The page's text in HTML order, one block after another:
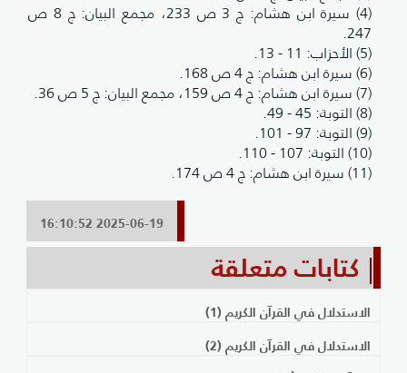
(4) سيرة ابن هشام: ج 3 ص 233، مجمع البيان: ج 8 ص
247.
(5) الأحزاب: 11 - 13.
(6) سيرة ابن هشام: ج 4 ص 168.
(7) سيرة ابن هشام: ج 4 ص 159، مجمع البيان: ج 5 ص 36.
(8) التوبة: 45 - 49.
(9) التوبة: 97 - 101.
(10) التوبة: 107 - 110.
(11) سيرة ابن هشام: ج 4 ص 174.
2025-06-19 16:10:52
كتابات متعلقة
الاستدلال في القرآن الكريم (1)
الاستدلال في القرآن الكريم (2)